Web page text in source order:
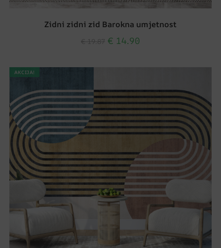
Zidni zidni zid Barokna umjetnost
€ 14.90
AKCIJA!